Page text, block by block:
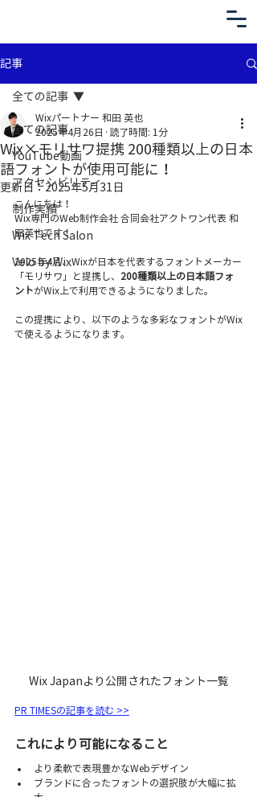
記事
全ての記事
YouTube動画
アクセシビリティ
制作実績
Wix Tech Salon
Velo by Wix
全ての記事
Wix×モリサワ提携 200種類以上の日本
語フォントが使用可能に！
Wixパートナー 和田 英也
2025年4月26日
読了時間: 1分
更新日：2025年5月31日
こんにちは！
Wix専門のWeb制作会社 合同会社アクトワン代表 和
田英也です！
2025年4月、Wixが日本を代表するフォントメーカー
「モリサワ」と提携し、 200種類以上の日本語フォ
ントがWix上で利用できるようになりました。
この提携により、以下のような多彩なフォントがWix
で使えるようになります。
Wix Japanより公開されたフォント一覧
PR TIMESの記事を読む >>
これにより可能になること
より柔軟で表現豊かなWebデザイン
ブランドに合ったフォントの選択肢が大幅に拡